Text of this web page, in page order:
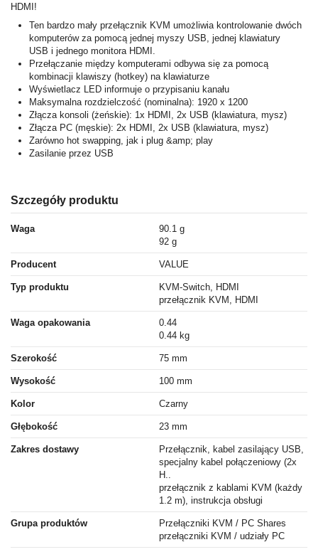
HDMI!
Ten bardzo mały przełącznik KVM umożliwia kontrolowanie dwóch
komputerów za pomocą jednej myszy USB, jednej klawiatury
USB i jednego monitora HDMI.
Przełączanie między komputerami odbywa się za pomocą
kombinacji klawiszy (hotkey) na klawiaturze
Wyświetlacz LED informuje o przypisaniu kanału
Maksymalna rozdzielczość (nominalna): 1920 x 1200
Złącza konsoli (żeńskie): 1x HDMI, 2x USB (klawiatura, mysz)
Złącza PC (męskie): 2x HDMI, 2x USB (klawiatura, mysz)
Zarówno hot swapping, jak i plug &amp; play
Zasilanie przez USB
Szczegóły produktu
Waga
90.1 g
92 g
Producent VALUE
Typ produktu
KVM-Switch, HDMI
przełącznik KVM, HDMI
Waga opakowania
0.44
0.44 kg
Szerokość 75 mm
Wysokość 100 mm
Kolor Czarny
Głębokość 23 mm
Zakres dostawy
Przełącznik, kabel zasilający USB,
specjalny kabel połączeniowy (2x
H..
przełącznik z kablami KVM (każdy
1.2 m), instrukcja obsługi
Grupa produktów
Przełączniki KVM / PC Shares
przełączniki KVM / udziały PC